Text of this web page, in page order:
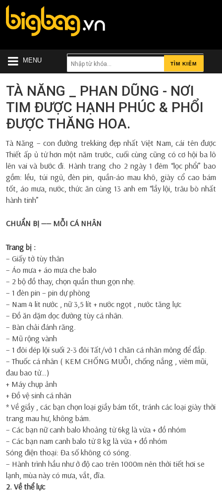
MENU TÌM KIẾM
TÀ NĂNG _ PHAN DŨNG - NƠI
TIM ĐƯỢC HẠNH PHÚC & PHỔI
ĐƯỢC THĂNG HOA.
Tà Năng – con đường trekking đẹp nhất Việt Nam, cái tên được
Thiết ấp ủ từ hơn một năm trước, cuối cùng cũng có cơ hội ba lô
lên vai và bước đi. Hành trang cho 2 ngày 1 đêm “lọc phổi” bao
gồm: lều, túi ngủ, đèn pin, quần-áo mau khô, giày cổ cao bám
tốt, áo mưa, nước, thức ăn cùng 13 anh em “lầy lội, trâu bò nhất
hành tinh”
CHUẨN BỊ —— MỖI CÁ NHÂN
Trang bị :
– Giấy tờ tùy thân
– Áo mưa + áo mưa che balo
– 2 bộ đồ thay, chọn quần thun gọn nhẹ.
– 1 đèn pin – pin dự phòng
– Nam 4 lit nước , nữ 3,5 lít + nước ngọt , nước tăng lực
– Đồ ăn dặm dọc đường tùy cá nhân.
– Bàn chải đánh răng.
– Mũ rộng vành
– 1 đôi dép lội suối 2-3 đôi Tất/vớ 1 chăn cá nhân mỏng để đắp.
– Thuốc cá nhân ( KEM CHỐNG MUỖI, chống nắng , viêm mũi,
đau bao tử…)
+ Máy chụp ảnh
+ Đồ vệ sinh cá nhân
* Về giầy , các bạn chọn loại giầy bám tốt, tránh các loại giày thời
trang mau hư, không bám.
– Các bạn nữ canh balo khoảng từ 6kg là vừa + đồ nhóm
– Các bạn nam canh balo từ 8 kg là vừa + đồ nhóm
Sóng điện thoại: Đa số không có sóng.
– Hành trình hầu như ở độ cao trên 1000m nên thời tiết hơi se
lạnh, mùa này có mưa, vắt, đĩa.
2. Về thể lực